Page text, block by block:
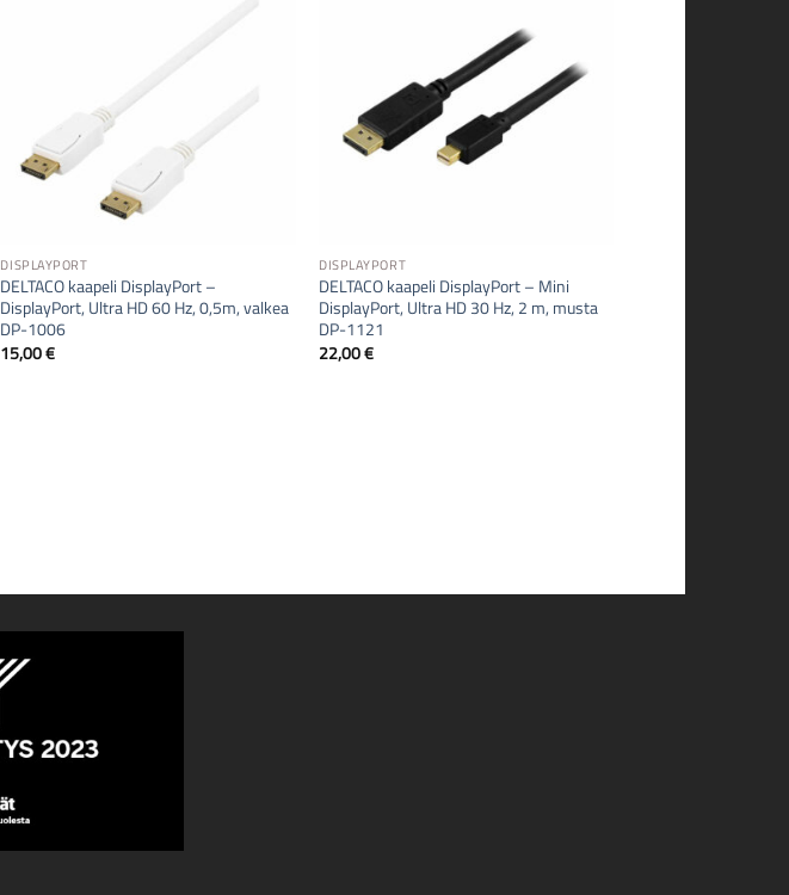
DISPLAYPORT
DELTACO kaapeli DisplayPort –
DisplayPort, Ultra HD 60 Hz, 0,5m, valkea
DP-1006
15,00€
DISPLAYPORT
DELTACO kaapeli DisplayPort – Mini
DisplayPort, Ultra HD 30 Hz, 2 m, musta
DP-1121
22,00€